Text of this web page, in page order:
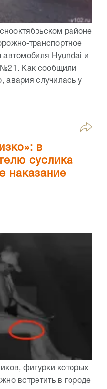
районе
транспортное
автомобиля Hyundai и
№21. Как сообщили
авария случилась у
в
суслика
наказание
фигурки которых
встретить в городе